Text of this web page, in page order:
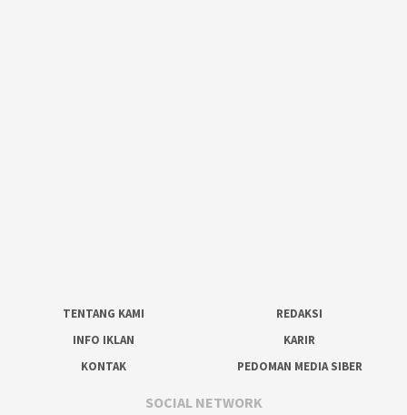
TENTANG KAMI
REDAKSI
INFO IKLAN
KARIR
KONTAK
PEDOMAN MEDIA SIBER
SOCIAL NETWORK